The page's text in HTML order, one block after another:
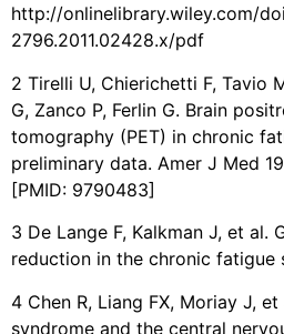
http://onlinelibrary.wiley.com/
2796.2011.02428.x/pdf
2 Tirelli U, Chierichetti F, Tavio
G, Zanco P, Ferlin G. Brain
tomography (PET) in chronic
preliminary data. Amer J Med
[PMID: 9790483]
3 De Lange F, Kalkman J, et al.
reduction in the chronic fatigue
4 Chen R, Liang FX, Moriay J,
syndrome and the central